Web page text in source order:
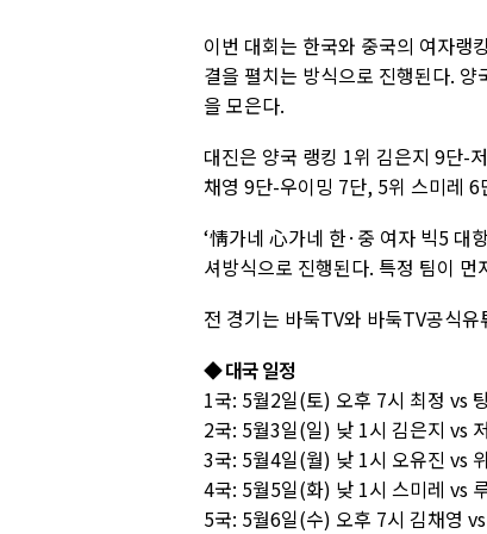
이번 대회는 한국와 중국의 여자랭
결을 펼치는 방식으로 진행된다.
을 모은다.
대진은 양국 랭킹 1위 김은지 9단-
채영 9단-우이밍 7단, 5위 스미레
‘情가네 心가네 한·중 여자 빅5 대
셔방식으로 진행된다. 특정 팀이
전 경기는 바둑TV와 바둑TV공식
◆ 대국 일정
1국: 5월2일(토) 오후 7시 최정 vs
2국: 5월3일(일) 낮 1시 김은지 vs
3국: 5월4일(월) 낮 1시 오유진 vs
4국: 5월5일(화) 낮 1시 스미레 vs
5국: 5월6일(수) 오후 7시 김채영